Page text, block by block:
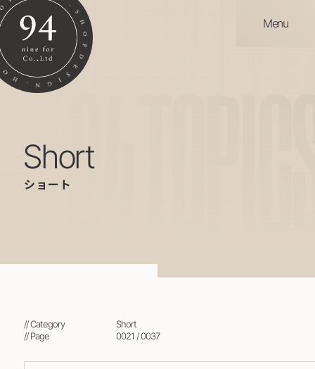
Menu
94
short
ショート
// Category
short
// Page
0021 / 0037